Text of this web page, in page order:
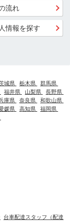
流れ
情報を探す
城県 栃木県
群馬県
福井県 山梨県
長野県
庫県 奈良県
和歌山県
媛県 高知県
福岡県
台車配達スタッフ（配達